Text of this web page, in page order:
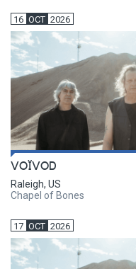
16 OCT 2026
VOÏVOD
Raleigh, US
Chapel of Bones
17 OCT 2026